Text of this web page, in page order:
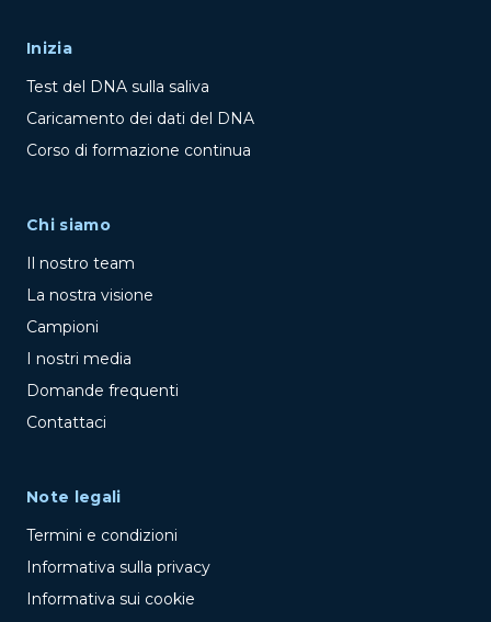
Inizia
Test del DNA sulla saliva
Caricamento dei dati del DNA
Corso di formazione continua
Chi siamo
Il nostro team
La nostra visione
Campioni
I nostri media
Domande frequenti
Contattaci
Note legali
Termini e condizioni
Informativa sulla privacy
Informativa sui cookie